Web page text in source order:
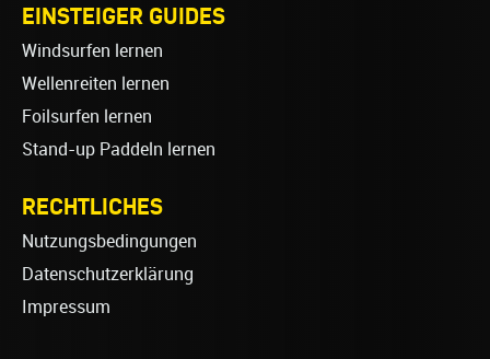
EINSTEIGER GUIDES
Windsurfen lernen
Wellenreiten lernen
Foilsurfen lernen
Stand-up Paddeln lernen
RECHTLICHES
Nutzungsbedingungen
Datenschutzerklärung
Impressum